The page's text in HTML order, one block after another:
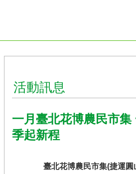
頂
北
農
休
閒
活動訊息
一月臺北花博農民市集
季起新程
臺北花博農民市集(捷運圓